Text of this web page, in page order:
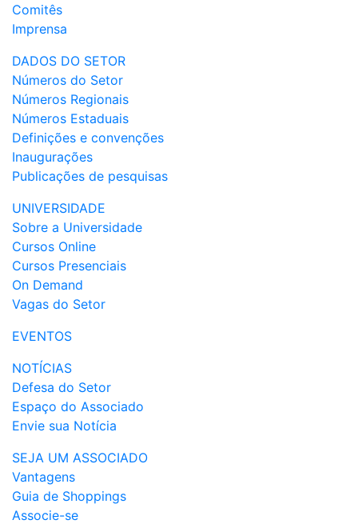
Comitês
Imprensa
DADOS DO SETOR
Números do Setor
Números Regionais
Números Estaduais
Definições e convenções
Inaugurações
Publicações de pesquisas
UNIVERSIDADE
Sobre a Universidade
Cursos Online
Cursos Presenciais
On Demand
Vagas do Setor
EVENTOS
NOTÍCIAS
Defesa do Setor
Espaço do Associado
Envie sua Notícia
SEJA UM ASSOCIADO
Vantagens
Guia de Shoppings
Associe-se